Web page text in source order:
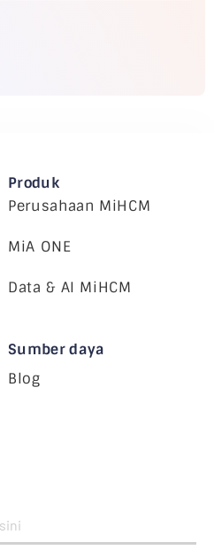
Produk
Perusahaan MiHCM
MiA ONE
Data & AI MiHCM
Sumber daya
Blog